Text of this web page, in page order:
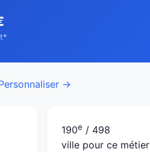
→
190e / 498
ville pour ce métier